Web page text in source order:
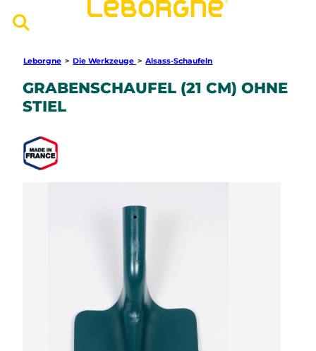
Leborgne > Die Werkzeuge > Alsass-Schaufeln
GRABENSCHAUFEL (21 CM) OHNE
STIEL